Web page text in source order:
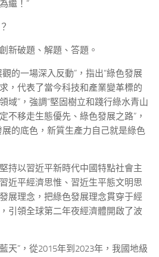
繼！”
新破題、解題、答題。
的一場深入反動”，指出“綠色發展
，代表了當今科技和產業變革標的
域”，強調“堅固樹立和踐行綠水青山
不移走生態優先、綠色發展之路”，
的底色，新質生產力自己就是綠色
持以習近平新時代中國特點社會主
近平經濟思惟、習近生平態文明思
展理念，把綠色發展理念貫穿于經
引領全球第二年夜經濟體開啟了波
天”，從2015年到2023年，我國地級